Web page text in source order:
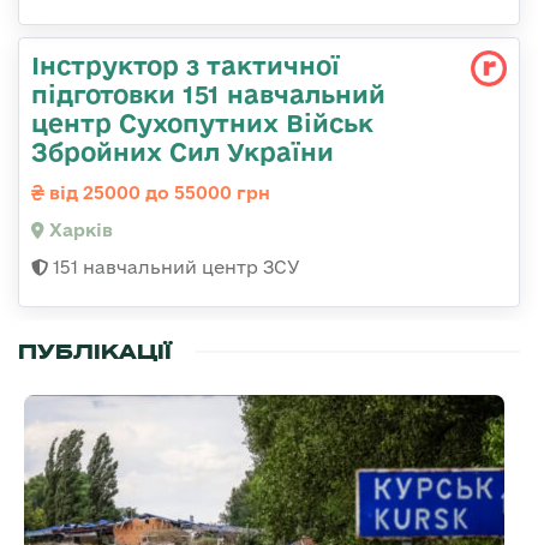
Інструктор з тактичної
підготовки 151 навчальний
центр Сухопутних Військ
Збройних Сил України
від 25000 до 55000 грн
Харків
151 навчальний центр ЗСУ
ПУБЛІКАЦІЇ